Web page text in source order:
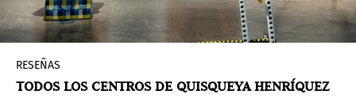
RESEÑAS
TODOS LOS CENTROS DE QUISQUEYA HENRÍQUEZ